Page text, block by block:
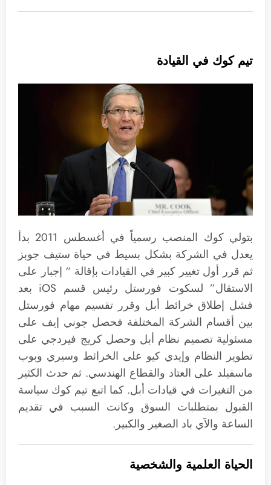
تيم كوك في القيادة
بتولي كوك المنصب رسمياً في أغسطس 2011 بدأ
يعدل في الشركة بشكل بسيط في حياة ستيف جوبز
ثم قرر أول تغيير كبير في القيادات بإقالة “ إجبار على
الاستقال” لسكوت فورستل رئيس قسم iOS بعد
فشل إطلاق خرائط أبل وقرر تقسيم مهام فورستل
بين أقسام الشركة المختلفة فحصل جوني إيف على
مسئولية تصميم نظام أبل وحصل كريج فيردجي على
تطوير النظام وإيدي كيو على الخرائط وسيري وبوب
ماسفيلد على العتاد والقطاع الهندسي. ثم حدث الكثير
من التغيرات في قيادات أبل. كما اتبع تيم كوك سياسة
القبول بمتطلبات السوق وكانت السبب في تقديم
الساعة والآي باد الصغير والكبير.
الحياة العلمية والشخصية